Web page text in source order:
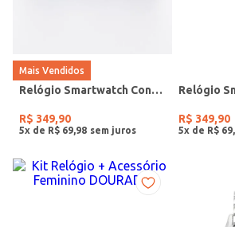
Mais Vendidos
Relógio Smartwatch Condor PRETO
R$ 349,90
5x de R$ 69 98
R$ 349,90
5x de R$ 69